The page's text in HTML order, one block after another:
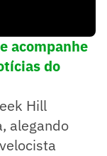
acompanhe
do
Hill
alegando